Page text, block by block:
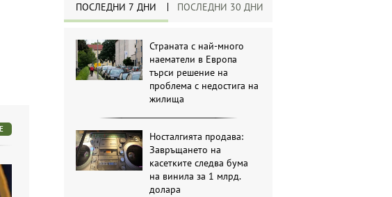
ПОСЛЕДНИ 7 ДНИ ПОСЛЕДНИ 30 ДНИ
Страната с най-много
наематели в Европа
търси решение на
проблема с недостига на
жилища
Носталгията продава:
Завръщането на
касетките следва бума
на винила за 1 млрд.
долара